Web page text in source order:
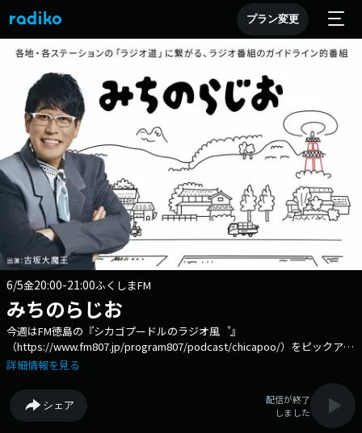
プラン変更
6/5金20:00-21:00ふくしまFM
みちのらじお
今週はFM徳島の『シカゴプードルのラジオ風 ゚』
（https://www.fm807.jp/program807/podcast/chicapoo/）をピックアッ
プ！ バンド・シカゴプードルで Vocal&Piano担当の花沢耕太さん、FM
王がナビゲートする「みちのらじお」。全国各地のラジオ局が制作する個
性豊かな番組やパーソナリティ、地域ならではの空気感を通して、まだ見
ぬ"未知"ラジオの魅力に出会う時間をお届けします。 ▽20:55〜 【 ふ
詳細情報を見る
シェア
配信が終了
しました